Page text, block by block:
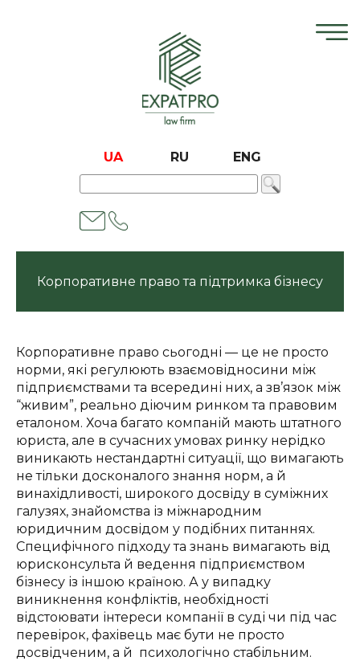
UA RU ENG
Корпоративне право та підтримка бізнесу
Корпоративне право сьогодні — це не просто
норми, які регулюють взаємовідносини між
підприємствами та всередині них, а зв’язок між
“живим”, реально діючим ринком та правовим
еталоном. Хоча багато компаній мають штатного
юриста, але в сучасних умовах ринку нерідко
виникають нестандартні ситуації, що вимагають
не тільки досконалого знання норм, а й
винахідливості, широкого досвіду в суміжних
галузях, знайомства із міжнародним
юридичним досвідом у подібних питаннях.
Специфічного підходу та знань вимагають від
юрисконсульта й ведення підприємством
бізнесу із іншою країною. А у випадку
виникнення конфліктів, необхідності
відстоювати інтереси компанії в суді чи під час
перевірок, фахівець має бути не просто
досвідченим, а й психологічно стабільним.